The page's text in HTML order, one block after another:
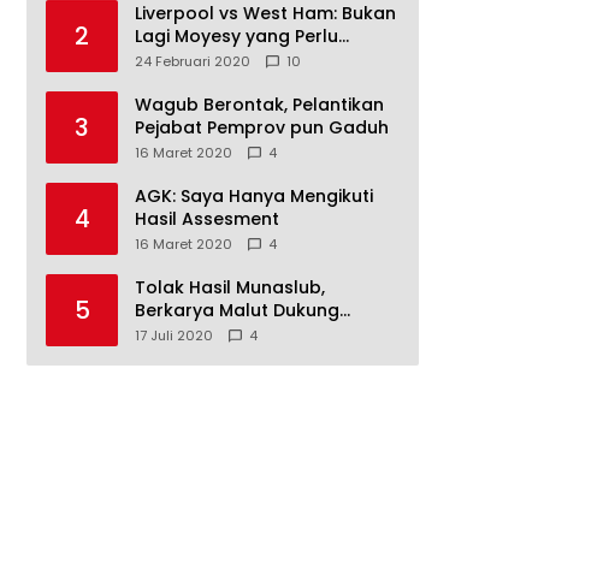
2
Liverpool vs West Ham: Bukan
Lagi Moyesy yang Perlu
Ditakuti
24 Februari 2020 10
3
Wagub Berontak, Pelantikan
Pejabat Pemprov pun Gaduh
16 Maret 2020 4
4
AGK: Saya Hanya Mengikuti
Hasil Assesment
16 Maret 2020 4
5
Tolak Hasil Munaslub,
Berkarya Malut Dukung
Tommy Soeharto
17 Juli 2020 4